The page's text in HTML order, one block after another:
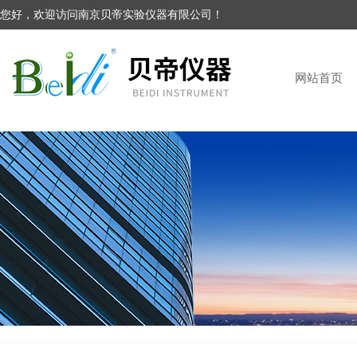
您好，欢迎访问南京贝帝实验仪器有限公司！
网站首页